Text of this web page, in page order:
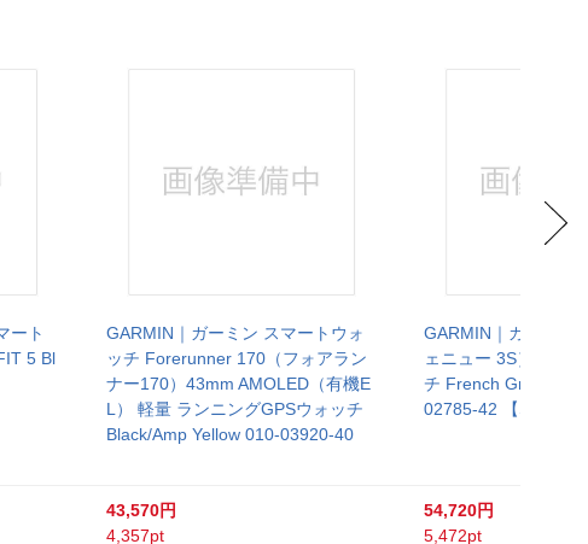
ート
5 Bl
GARMIN｜ガーミン スマートウォ
ッチ Forerunner 170（フォアラン
ナー170）43mm AMOLED（有機E
L） 軽量 ランニングGPSウォッチ
Black/Amp Yellow 010-03920-40
43,570円
4,357pt
GARMIN｜ガーミン
ェニュー 3S）GPS
チ French Gray /
02785-42 【Suica対
54,720円
5,472pt